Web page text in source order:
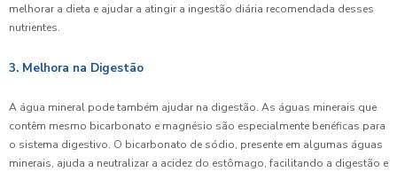
melhorar a dieta e ajudar a atingir a ingestão diária recomendada desses
nutrientes.
3. Melhora na Digestão
A água mineral pode também ajudar na digestão. As águas minerais que
contêm mesmo bicarbonato e magnésio são especialmente benéficas para
o sistema digestivo. O bicarbonato de sódio, presente em algumas águas
minerais, ajuda a neutralizar a acidez do estômago, facilitando a digestão e